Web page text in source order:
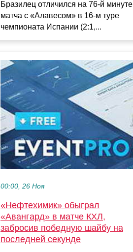
Бразилец отличился на 76-й минуте
матча с «Алавесом» в 16-м туре
чемпионата Испании (2:1,...
00:00, 26 Ноя
«Нефтехимик» обыграл
«Авангард» в матче КХЛ,
забросив победную шайбу на
последней секунде